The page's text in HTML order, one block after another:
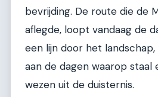
bevrijding. De route die de
aflegde, loopt vandaag de
een lijn door het
aan de dagen waarop staal
wezen uit de duisternis.